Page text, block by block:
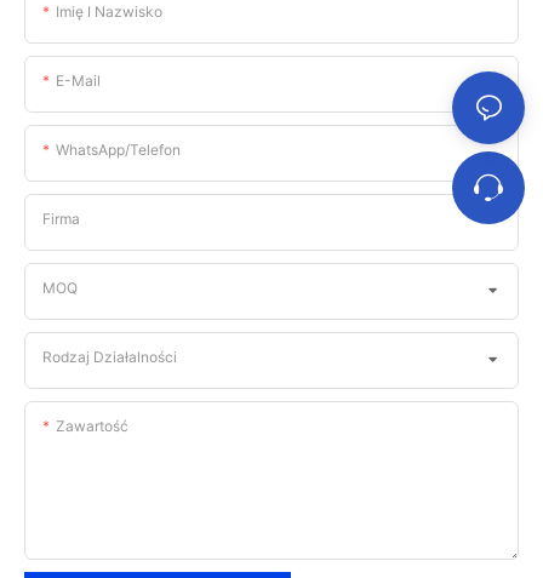
Imię I Nazwisko
E-Mail
WhatsApp/telefon
Firma
MOQ
Rodzaj Działalności
Zawartość